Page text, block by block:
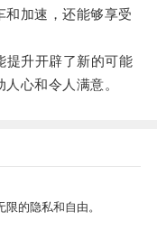
和加速，还能够享受
升开辟了新的可能
心和令人满意。
的隐私和自由。